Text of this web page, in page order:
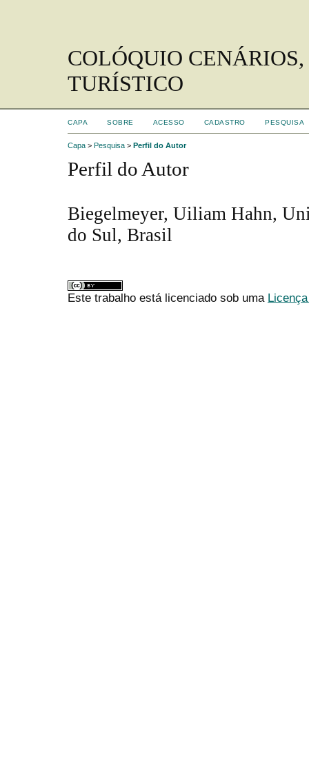
COLÓQUIO
TURÍSTICO
CAPA SOBRE ACESSO CADASTRO PESQUISA
Capa > Pesquisa > Perfil do Autor
Perfil do Autor
Biegelmeyer, Uiliam Hahn,
do Sul, Brasil
Este trabalho está licenciado sob uma